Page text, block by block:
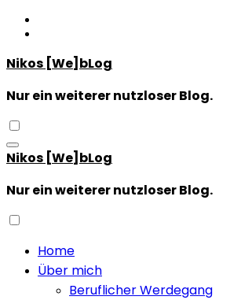
Zum
Inhalt
Nikos [We]bLog
Nur ein weiterer nutzloser Blog.
Nikos [We]bLog
Nur ein weiterer nutzloser Blog.
Home
Über mich
Beruflicher Werdegang